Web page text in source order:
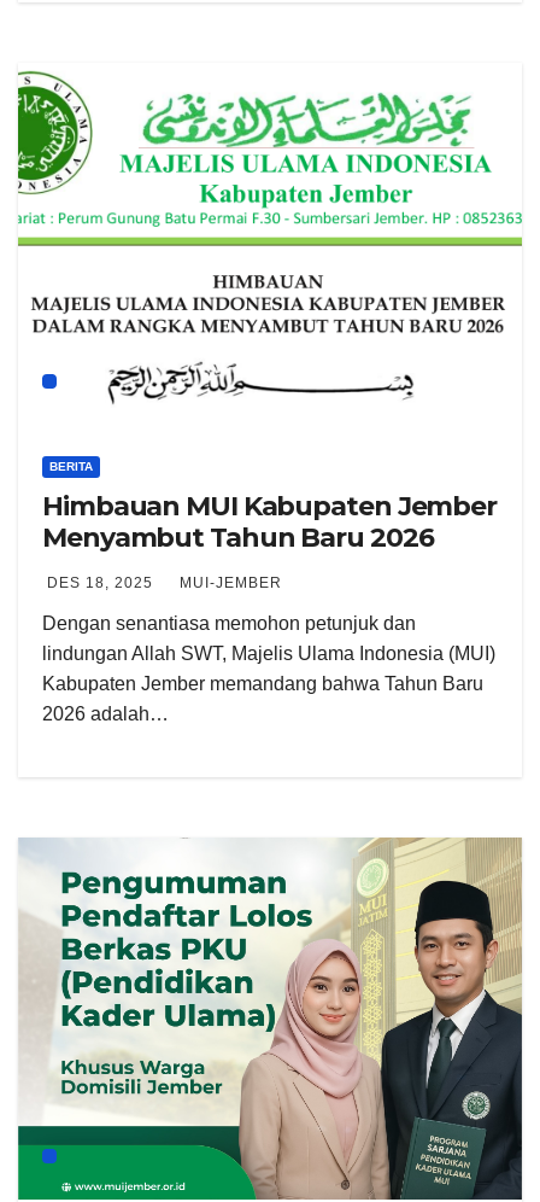
BERITA
Himbauan MUI Kabupaten Jember
Menyambut Tahun Baru 2026
DES 18, 2025 MUI-JEMBER
Dengan senantiasa memohon petunjuk dan
lindungan Allah SWT, Majelis Ulama Indonesia (MUI)
Kabupaten Jember memandang bahwa Tahun Baru
2026 adalah…